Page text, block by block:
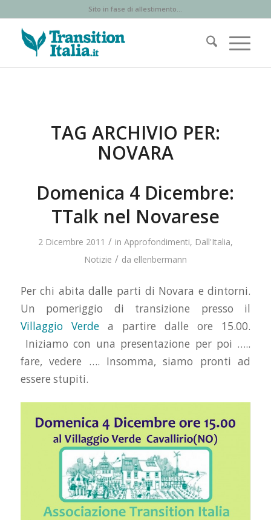
Sito in fase di allestimento...
TAG ARCHIVIO PER:
NOVARA
Domenica 4 Dicembre:
TTalk nel Novarese
2 Dicembre 2011 / in Approfondimenti, Dall'Italia,
Notizie / da ellenbermann
Per chi abita dalle parti di Novara e dintorni.
Un pomeriggio di transizione presso il
Villaggio Verdea partire dalle ore 15.00.
Iniziamo con una presentazione per poi …..
fare, vedere …. Insomma, siamo pronti ad
essere stupiti.